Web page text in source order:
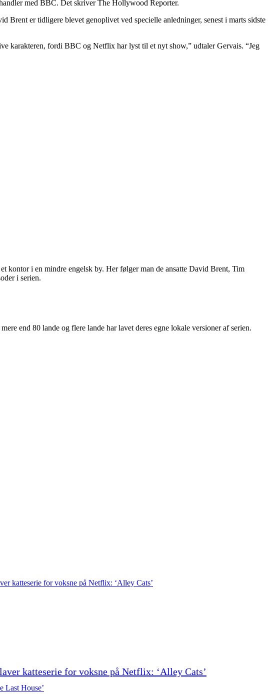
med BBC. Det skriver The Hollywood Reporter.
er tidligere blevet genoplivet ved specielle anledninger, senest i marts sidste
karakteren, fordi BBC og Netflix har lyst til et nyt show,” udtaler Gervais. “Jeg
kontor i en mindre engelsk by. Her følger man de ansatte David Brent, Tim
i serien.
end 80 lande og flere lande har lavet deres egne lokale versioner af serien.
katteserie for voksne på Netflix: ‘Alley Cats’